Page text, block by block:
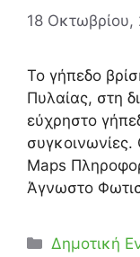
18 Οκτωβρίου,
Το γήπεδο
Πυλαίας, στη
εύχρηστο
συγκοινωνίες.
Maps
Άγνωστο
Κατηγορίες
Δημοτική